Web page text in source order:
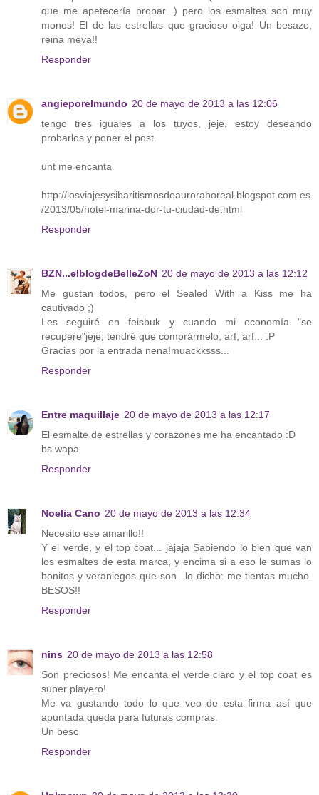
que me apetecería probar...) pero los esmaltes son muy
monos! El de las estrellas que gracioso oiga! Un besazo,
reina meva!!
Responder
angieporelmundo 20 de mayo de 2013 a las 12:06
tengo tres iguales a los tuyos, jeje, estoy deseando
probarlos y poner el post.
unt me encanta
http://losviajesysibaritismosdeauroraboreal.blogspot.com.es
/2013/05/hotel-marina-dor-tu-ciudad-de.html
Responder
BZN...elblogdeBelleZoN 20 de mayo de 2013 a las 12:12
Me gustan todos, pero el Sealed With a Kiss me ha
cautivado ;)
Les seguiré en feisbuk y cuando mi economía "se
recupere"jeje, tendré que comprármelo, arf, arf... :P
Gracias por la entrada nena!muackksss...
Responder
Entre maquillaje 20 de mayo de 2013 a las 12:17
El esmalte de estrellas y corazones me ha encantado :D
bs wapa
Responder
Noelia Cano 20 de mayo de 2013 a las 12:34
Necesito ese amarillo!!
Y el verde, y el top coat... jajaja Sabiendo lo bien que van
los esmaltes de esta marca, y encima si a eso le sumas lo
bonitos y veraniegos que son...lo dicho: me tientas mucho.
BESOS!!
Responder
nins 20 de mayo de 2013 a las 12:58
Son preciosos! Me encanta el verde claro y el top coat es
super playero!
Me va gustando todo lo que veo de esta firma así que
apuntada queda para futuras compras.
Un beso
Responder